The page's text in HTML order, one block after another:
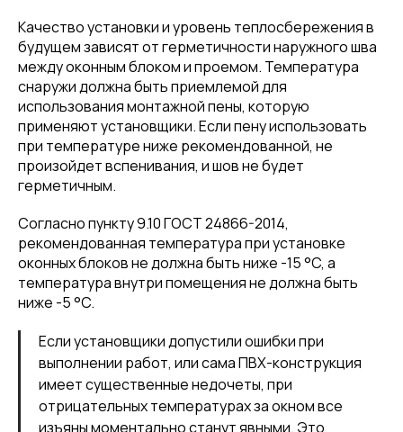
Качество установки и уровень теплосбережения в
будущем зависят от герметичности наружного шва
между оконным блоком и проемом. Температура
снаружи должна быть приемлемой для
использования монтажной пены, которую
применяют установщики. Если пену использовать
при температуре ниже рекомендованной, не
произойдет вспенивания, и шов не будет
герметичным.
Согласно пункту 9.10 ГОСТ 24866-2014,
рекомендованная температура при установке
оконных блоков не должна быть ниже -15 °C, а
температура внутри помещения не должна быть
ниже -5 °C.
Если установщики допустили ошибки при
выполнении работ, или сама ПВХ-конструкция
имеет существенные недочеты, при
отрицательных температурах за окном все
изъяны моментально станут явными. Это